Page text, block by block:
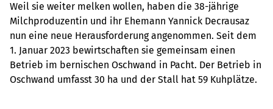
Weil sie weiter melken wollen, haben die 38-jährige
Milchproduzentin und ihr Ehemann Yannick Decrausaz
nun eine neue Herausforderung angenommen. Seit dem
1. Januar 2023 bewirtschaften sie gemeinsam einen
Betrieb im bernischen Oschwand in Pacht. Der Betrieb in
Oschwand umfasst 30 ha und der Stall hat 59 Kuhplätze.